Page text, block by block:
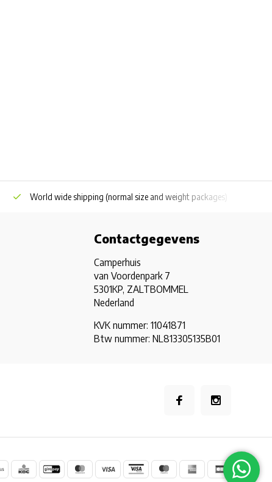
World wide shipping (normal size and weight packages)
Contactgegevens
Camperhuis
van Voordenpark 7
5301KP, ZALTBOMMEL
Nederland
KVK nummer: 11041871
Btw nummer: NL813305135B01